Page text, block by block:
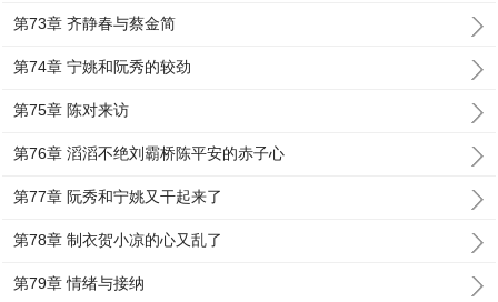
第73章 齐静春与蔡金简
第74章 宁姚和阮秀的较劲
第75章 陈对来访
第76章 滔滔不绝刘霸桥陈平安的赤子心
第77章 阮秀和宁姚又干起来了
第78章 制衣贺小凉的心又乱了
第79章 情绪与接纳